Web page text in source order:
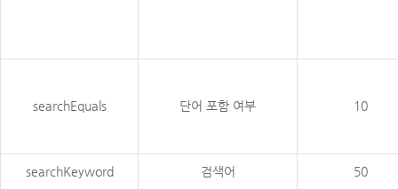
searchEquals 단어 포함 여부 10
searchKeyword 검색어 50